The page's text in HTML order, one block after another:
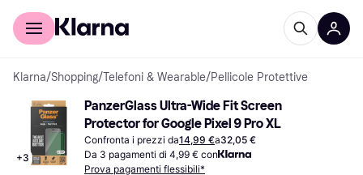
Per il tuo shopping
Klarna/Shopping/Telefoni & Wearable/Pellicole Protettive
+3
PanzerGlass Ultra-Wide Fit Screen
Protector for Google Pixel 9 Pro XL
Confronta i prezzi da14,99 €a32,05 €
Da 3 pagamenti di 4,99 € con
Prova pagamenti flessibili*